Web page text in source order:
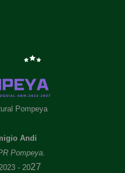
Pompeya
Andi
Pompeya.
- 2027